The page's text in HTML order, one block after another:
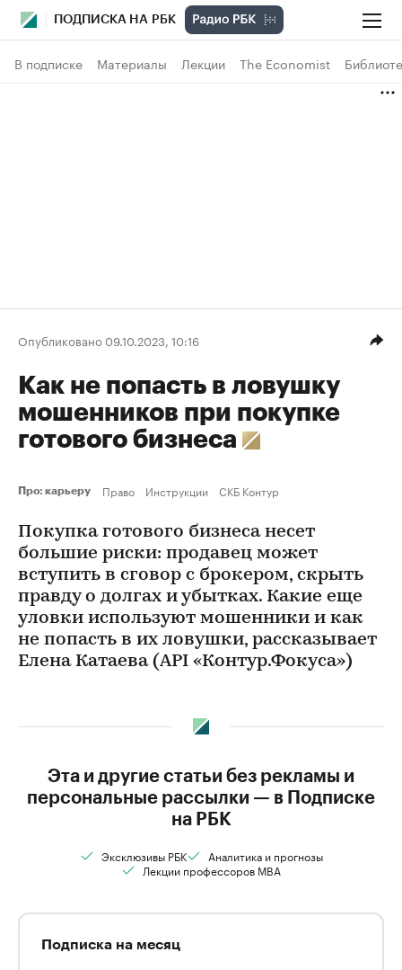
ПОДПИСКА НА РБК
В подписке Материалы Лекции The Economist
Опубликовано 09.10.2023, 10:16
Как не попасть в ловушку
мошенников при покупке
готового бизнеса
Про: карьеру Право Инструкции СКБ Контур
Покупка готового бизнеса несет
большие риски: продавец может
вступить в сговор с брокером, скрыть
правду о долгах и убытках. Какие еще
уловки используют мошенники и как
не попасть в их ловушки, рассказывает
Елена Катаева (API «Контур.Фокуса»)
Эта и другие статьи без рекламы и
персональные рассылки — в Подписке
на РБК
Эксклюзивы РБК
Аналитика и прогнозы
Лекции профессоров MBA
Подписка на месяц